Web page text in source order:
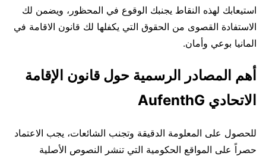
استيعابك لهذه النقاط يجنبك الوقوع في المحظور، ويضمن لك
الاستفادة القصوى من الحقوق التي يكفلها لك قانون الاقامة في
المانيا بوعي وأمان.
أهم المصادر الرسمية حول قانون الإقامة
الاتحادي AufenthG
للحصول على المعلومة الدقيقة وتجنب الشائعات، يجب الاعتماد
حصراً على المواقع الحكومية التي تنشر النصوص الأصلية